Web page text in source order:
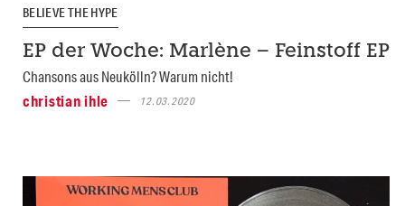
BELIEVE THE HYPE
EP der Woche: Marlène – Feinstoff EP
Chansons aus Neukölln? Warum nicht!
christian ihle
12.03.2020